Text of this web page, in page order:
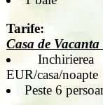
Tarife:
Casa de Vacanta
EUR/casa/noapte
Peste 6